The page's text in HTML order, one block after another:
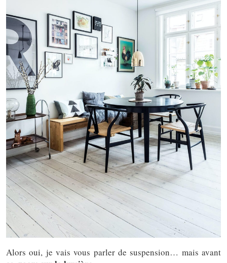
Alors oui, je vais vous parler de suspension… mais avant